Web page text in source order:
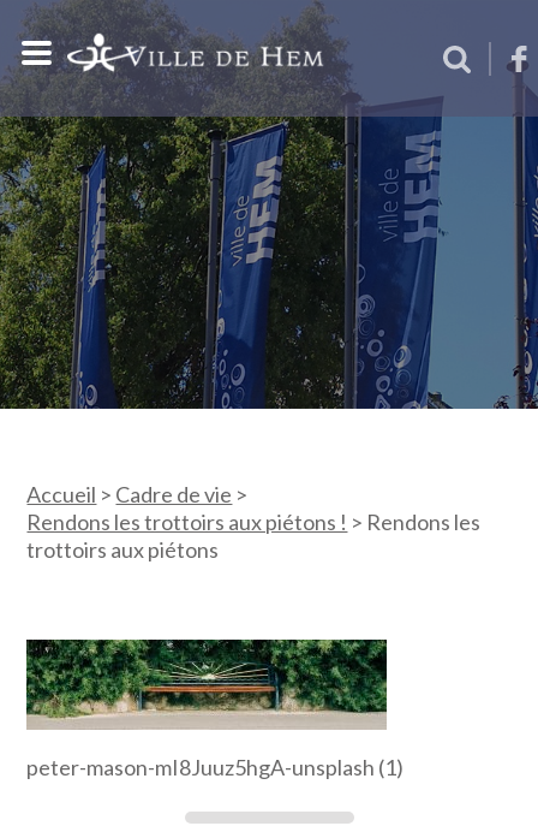
Accueil > Cadre de vie >
Rendons les trottoirs aux piétons ! > Rendons les
trottoirs aux piétons
peter-mason-mI8Juuz5hgA-unsplash (1)